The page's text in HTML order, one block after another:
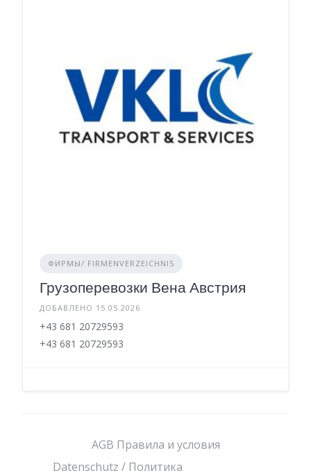
ФИРМЫ/ FIRMENVERZEICHNIS
Грузоперевозки Вена Австрия
ДОБАВЛЕНО 15.05.2026
+43 681 20729593
+43 681 20729593
AGB Правила и условия
Datenschutz / Политика